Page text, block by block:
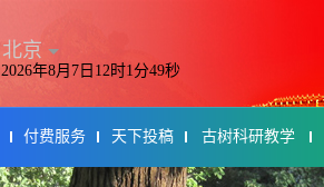
北京
2026年8月7日12时1分49秒
付费服务 天下投稿 古树科研教学